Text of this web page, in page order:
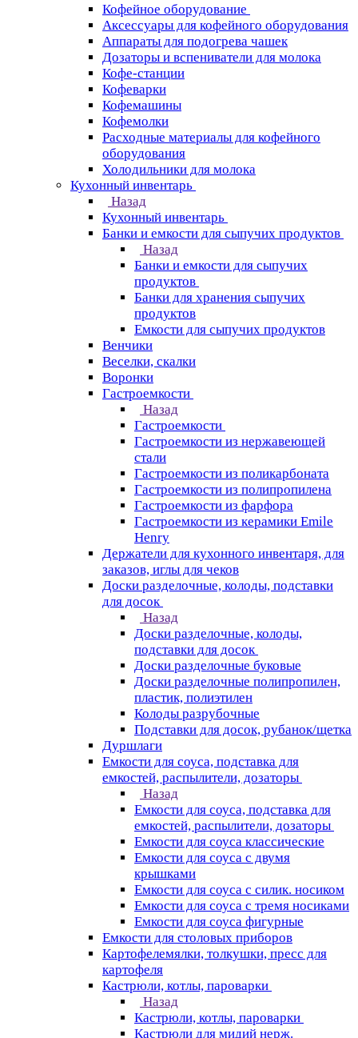
Кофейное оборудование
Аксессуары для кофейного оборудования
Аппараты для подогрева чашек
Дозаторы и вспениватели для молока
Кофе-станции
Кофеварки
Кофемашины
Кофемолки
Расходные материалы для кофейного
оборудования
Холодильники для молока
Кухонный инвентарь
Назад
Кухонный инвентарь
Банки и емкости для сыпучих продуктов
Назад
Банки и емкости для сыпучих
продуктов
Банки для хранения сыпучих
продуктов
Емкости для сыпучих продуктов
Венчики
Веселки, скалки
Воронки
Гастроемкости
Назад
Гастроемкости
Гастроемкости из нержавеющей
стали
Гастроемкости из поликарбоната
Гастроемкости из полипропилена
Гастроемкости из фарфора
Гастроемкости из керамики Emile
Henry
Держатели для кухонного инвентаря, для
заказов, иглы для чеков
Доски разделочные, колоды, подставки
для досок
Назад
Доски разделочные, колоды,
подставки для досок
Доски разделочные буковые
Доски разделочные полипропилен,
пластик, полиэтилен
Колоды разрубочные
Подставки для досок, рубанок/щетка
Дуршлаги
Емкости для соуса, подставка для
емкостей, распылители, дозаторы
Назад
Емкости для соуса, подставка для
емкостей, распылители, дозаторы
Емкости для соуса классические
Емкости для соуса с двумя
крышками
Емкости для соуса с силик. носиком
Емкости для соуса с тремя носиками
Емкости для соуса фигурные
Емкости для столовых приборов
Картофелемялки, толкушки, пресс для
картофеля
Кастрюли, котлы, пароварки
Назад
Кастрюли, котлы, пароварки
Кастрюли для мидий нерж.